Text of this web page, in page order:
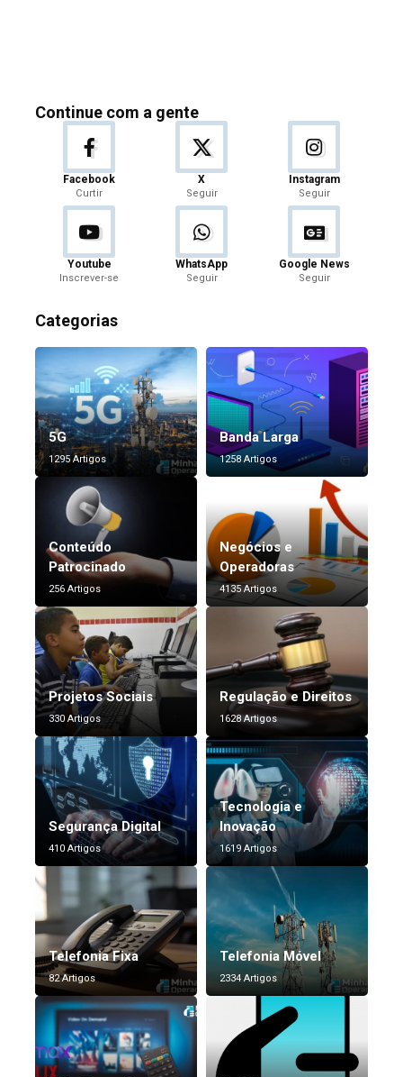
Continue com a gente
Facebook
Curtir
X
Seguir
Instagram
Seguir
Youtube
Inscrever-se
WhatsApp
Seguir
Google News
Seguir
Categorias
5G
1295 Artigos
Banda Larga
1258 Artigos
Conteúdo
Patrocinado
256 Artigos
Negócios e
Operadoras
4135 Artigos
Projetos Sociais
330 Artigos
Regulação e Direitos
1628 Artigos
Segurança Digital
410 Artigos
Tecnologia e
Inovação
1619 Artigos
Telefonia Fixa
82 Artigos
Telefonia Móvel
2334 Artigos